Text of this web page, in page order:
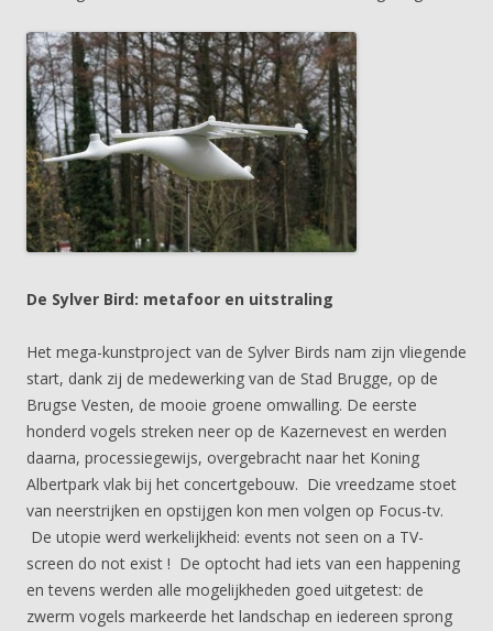
De Sylver Bird: metafoor en uitstraling
Het mega-kunstproject van de Sylver Birds nam zijn vliegende
start, dank zij de medewerking van de Stad Brugge, op de
Brugse Vesten, de mooie groene omwalling. De eerste
honderd vogels streken neer op de Kazernevest en werden
daarna, processiegewijs, overgebracht naar het Koning
Albertpark vlak bij het concertgebouw. Die vreedzame stoet
van neerstrijken en opstijgen kon men volgen op Focus-tv.
De utopie werd werkelijkheid: events not seen on a TV-
screen do not exist ! De optocht had iets van een happening
en tevens werden alle mogelijkheden goed uitgetest: de
zwerm vogels markeerde het landschap en iedereen sprong